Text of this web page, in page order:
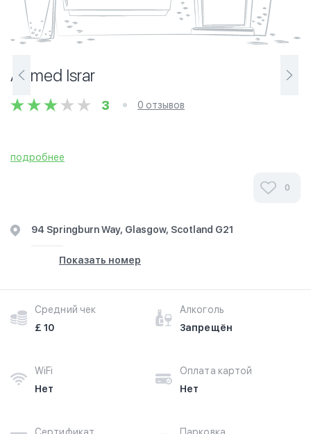
Ahmed Israr
3 0 отзывов
подробнее
0
94 Springburn Way, Glasgow, Scotland G21
Показать номер
Средний чек
£ 10
Алкоголь
Запрещён
WiFi
Нет
Оплата картой
Нет